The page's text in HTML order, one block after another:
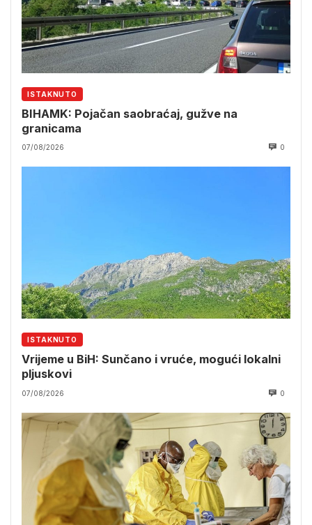
ISTAKNUTO
BIHAMK: Pojačan saobraćaj, gužve na
granicama
07/08/2026 0
ISTAKNUTO
Vrijeme u BiH: Sunčano i vruće, mogući lokalni
pljuskovi
07/08/2026 0